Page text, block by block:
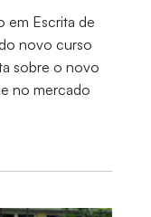
em Escrita de
novo curso
sobre o novo
no mercado